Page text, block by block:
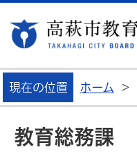
現在の位置 ホーム >
教育総務課